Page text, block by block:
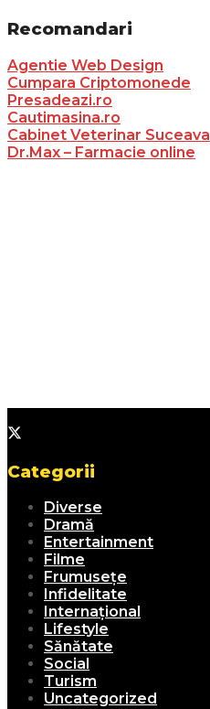
Recomandari
Agentie Web Design
Cumpara Criptomonede
Presadeazi.ro
Cautimasina.ro
Cabinet Veterinar Suceava
Dr.Max – Farmacie online
Categorii
Diverse
Dramă
Entertainment
Filme
Frumusețe
Infidelitate
Internațional
Lifestyle
Sănătate
Social
Turism
Uncategorized